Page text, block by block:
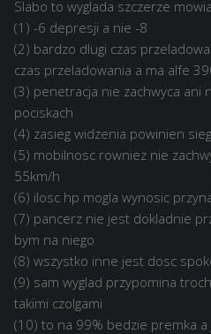
Slabo to wyglada szczerze
(1) -6 depresji a nie -8
(2) bardzo dlugi czas
czas przeladowania a ma alfe
(3) penetracja nie zachwyca ani
pociskach
(4) zasieg widzenia powinien
(5) mobilnosc rowniez nie
55km/h
(6) ilosc hp mogla wynosic
(7) pancerz nie jest dokladnie
bym na niego
(8) wszystko inne jest dosc
(9) sam wyglad przypomina
takimi czolgami
(10) to na 99% bedzie premka